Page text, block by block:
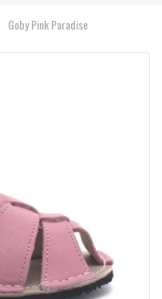
Goby Pink Paradise